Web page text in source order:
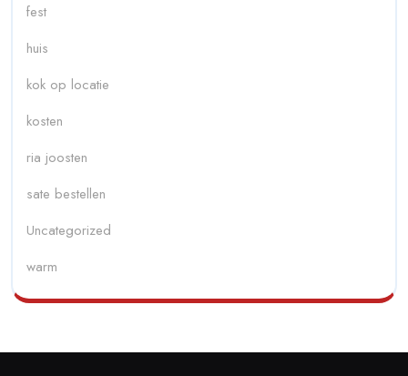
fest
huis
kok op locatie
kosten
ria joosten
sate bestellen
Uncategorized
warm